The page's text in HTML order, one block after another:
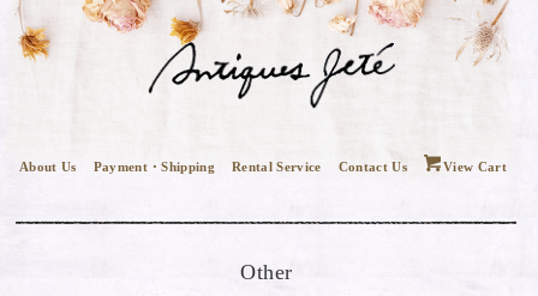
About Us Payment・Shipping Rental Service Contact Us View Cart
Other